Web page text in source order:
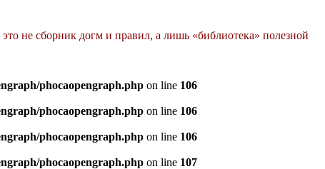
не сборник догм и правил, а лишь «библиотека» полезной
phocaopengraph.php on line 106
phocaopengraph.php on line 106
phocaopengraph.php on line 106
phocaopengraph.php on line 107